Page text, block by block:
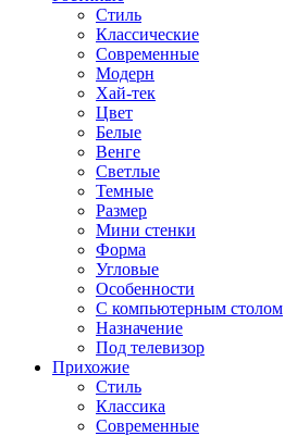
Стиль
Классические
Современные
Модерн
Хай-тек
Цвет
Белые
Венге
Светлые
Темные
Размер
Мини стенки
Форма
Угловые
Особенности
С компьютерным столом
Назначение
Под телевизор
Прихожие
Стиль
Классика
Современные